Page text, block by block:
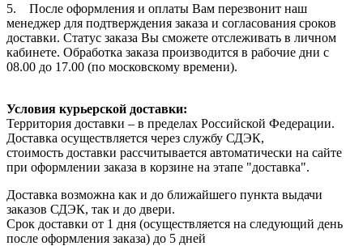
5. После оформления и оплаты Вам перезвонит наш
менеджер для подтверждения заказа и согласования сроков
доставки. Статус заказа Вы сможете отслеживать в личном
кабинете. Обработка заказа производится в рабочие дни с
08.00 до 17.00 (по московскому времени).
Условия курьерской доставки:
Территория доставки – в пределах Российской Федерации.
Доставка осуществляется через службу СДЭК,
стоимость доставки рассчитывается автоматически на сайте
при оформлении заказа в корзине на этапе "доставка".
Доставка возможна как и до ближайшего пункта выдачи
заказов СДЭК, так и до двери.
Срок доставки от 1 дня (осуществляется на следующий день
после оформления заказа) до 5 дней